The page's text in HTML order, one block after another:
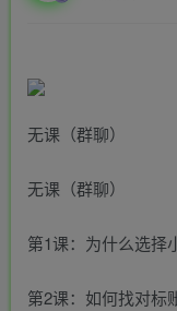
无课（群聊）
无课（群聊）
第1课：为什么选择
第2课：如何找对标